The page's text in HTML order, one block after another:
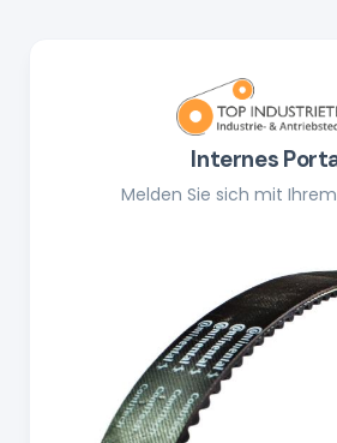
Internes
Melden Sie sich mit